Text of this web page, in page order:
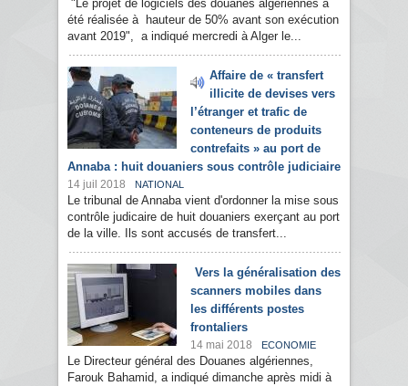
"Le projet de logiciels des douanes algériennes a
été réalisée à hauteur de 50% avant son exécution
avant 2019", a indiqué mercredi à Alger le...
Affaire de « transfert
illicite de devises vers
l’étranger et trafic de
conteneurs de produits
contrefaits » au port de
Annaba : huit douaniers sous contrôle judiciaire
14 juil 2018 NATIONAL
Le tribunal de Annaba vient d'ordonner la mise sous
contrôle judicaire de huit douaniers exerçant au port
de la ville. Ils sont accusés de transfert...
Vers la généralisation des
scanners mobiles dans
les différents postes
frontaliers
14 mai 2018 ECONOMIE
Le Directeur général des Douanes algériennes,
Farouk Bahamid, a indiqué dimanche après midi à